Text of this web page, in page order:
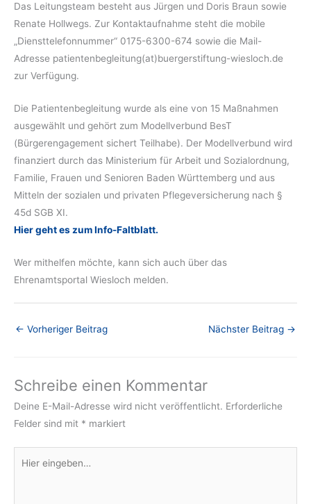
Das Leitungsteam besteht aus Jürgen und Doris Braun sowie
Renate Hollwegs. Zur Kontaktaufnahme steht die mobile
„Diensttelefonnummer“ 0175-6300-674 sowie die Mail-
Adresse patientenbegleitung(at)buergerstiftung-wiesloch.de
zur Verfügung.
Die Patientenbegleitung wurde als eine von 15 Maßnahmen
ausgewählt und gehört zum Modellverbund BesT
(Bürgerengagement sichert Teilhabe). Der Modellverbund wird
finanziert durch das Ministerium für Arbeit und Sozialordnung,
Familie, Frauen und Senioren Baden Württemberg und aus
Mitteln der sozialen und privaten Pflegeversicherung nach §
45d SGB XI.
Hier geht es zum Info-Faltblatt.
Wer mithelfen möchte, kann sich auch über das
Ehrenamtsportal Wiesloch melden.
← Vorheriger Beitrag Nächster Beitrag →
Schreibe einen Kommentar
Deine E-Mail-Adresse wird nicht veröffentlicht. Erforderliche
Felder sind mit * markiert
eingeben…